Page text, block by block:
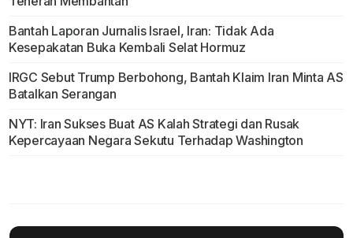
Bantah Laporan Jurnalis Israel, Iran: Tidak Ada
Kesepakatan Buka Kembali Selat Hormuz
IRGC Sebut Trump Berbohong, Bantah Klaim Iran Minta AS
Batalkan Serangan
NYT: Iran Sukses Buat AS Kalah Strategi dan Rusak
Kepercayaan Negara Sekutu Terhadap Washington